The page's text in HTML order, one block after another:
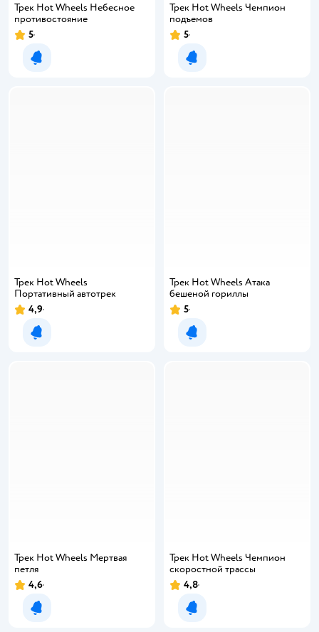
Трек Hot Wheels Небесное
противостояние
5
Уведомить о появлении
Трек Hot Wheels Чемпион
подъемов
5
Уведомить о появлении
Трек Hot Wheels
Портативный автотрек
4,9
Уведомить о появлении
Трек Hot Wheels Атака
бешеной гориллы
5
Уведомить о появлении
Трек Hot Wheels Мертвая
петля
4,6
Уведомить о появлении
Трек Hot Wheels Чемпион
скоростной трассы
4,8
Уведомить о появлении